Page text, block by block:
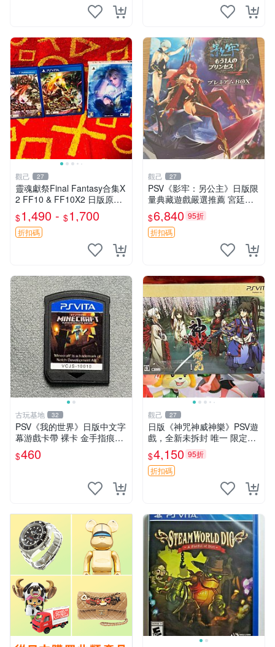
觀己 27
靈魂獻祭Final Fantasy合集X
2 FF10 & FF10X2 日版原裝
卡帶 9成 新盒8新 靈魂獻祭2
日本原裝 正版FF合集 現盒8
新
$1,490 - $1,700
折扣碼
觀己 27
PSV《影牢：另公主》日版限
量典藏遊戲嚴選推薦 宮廷風
采 電玩收藏 神話冒險
$6,840 95折
折扣碼
古玩基地 32
PSV《我的世界》日版中文字
幕游戲卡帶 裸卡 金手指痕跡
實測正常 索尼專用 卡帶遊戲
我的世界 PSV 日文 中文字幕
$460
觀己 27
日版《神咒神威神樂》PSV遊
戲，全新未拆封 唯一 限定版
國內玩家推薦 測試過盒裝完
好 如實拍圖 請查驗后再拍 下
單即同意 不退不換 署之光 日
$4,150 95折
折扣碼